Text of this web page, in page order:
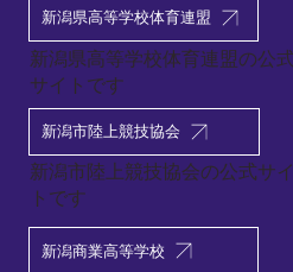
2026.5.7-9 春季新潟下
技大会
新潟県高等学校体育連盟
新潟県高等学校体育連盟の公
サイトです
新潟市陸上競技協会
​新潟市陸上競技協会の公式サイ
トです
新潟商業高等学校